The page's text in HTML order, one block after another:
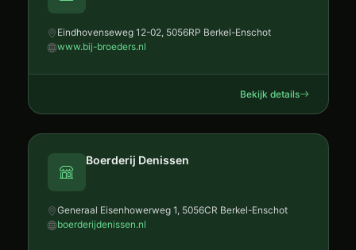
Eindhovenseweg 12-02, 5056RP Berkel-Enschot
www.bij-broeders.nl
Bekijk details
Boerderij Denissen
Generaal Eisenhowerweg 1, 5056CR Berkel-Enschot
boerderijdenissen.nl